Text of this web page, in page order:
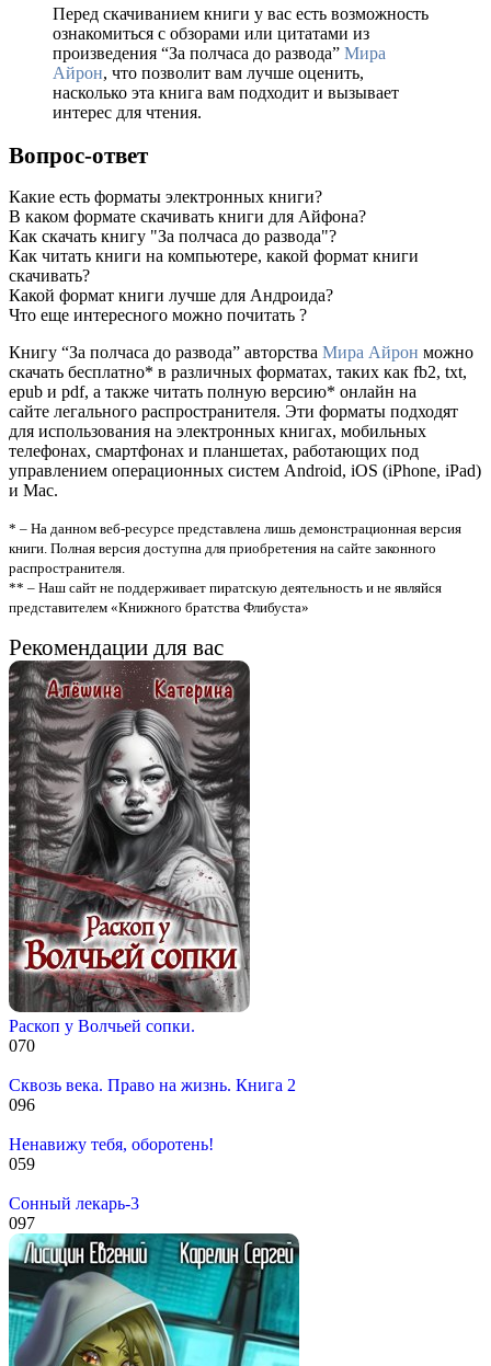
Перед скачиванием книги у вас есть возможность
ознакомиться с обзорами или цитатами из
произведения “За полчаса до развода” Мира
Айрон, что позволит вам лучше оценить,
насколько эта книга вам подходит и вызывает
интерес для чтения.
Вопрос-ответ
Какие есть форматы электронных книги?
В каком формате скачивать книги для Айфона?
Как скачать книгу "За полчаса до развода"?
Как читать книги на компьютере, какой формат книги
скачивать?
Какой формат книги лучше для Андроида?
Что еще интересного можно почитать ?
Книгу “За полчаса до развода” авторства Мира Айрон можно
скачать бесплатно* в различных форматах, таких как fb2, txt,
epub и pdf, а также читать полную версию* онлайн на
сайте легального распространителя. Эти форматы подходят
для использования на электронных книгах, мобильных
телефонах, смартфонах и планшетах, работающих под
управлением операционных систем Android, iOS (iPhone, iPad)
и Mac.
* – На данном веб-ресурсе представлена лишь демонстрационная версия
книги. Полная версия доступна для приобретения на сайте законного
распространителя.
** – Наш сайт не поддерживает пиратскую деятельность и не являйся
представителем «Книжного братства Флибуста»
Рекомендации для вас
Раскоп у Волчьей сопки.
070
Сквозь века. Право на жизнь. Книга 2
096
Ненавижу тебя, оборотень!
059
Сонный лекарь-3
097